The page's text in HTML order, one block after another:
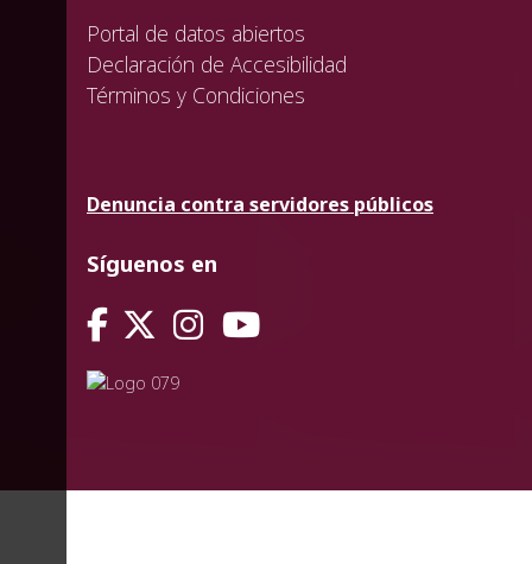
Portal de datos abiertos
Declaración de Accesibilidad
Términos y Condiciones
Denuncia contra servidores públicos
Síguenos en